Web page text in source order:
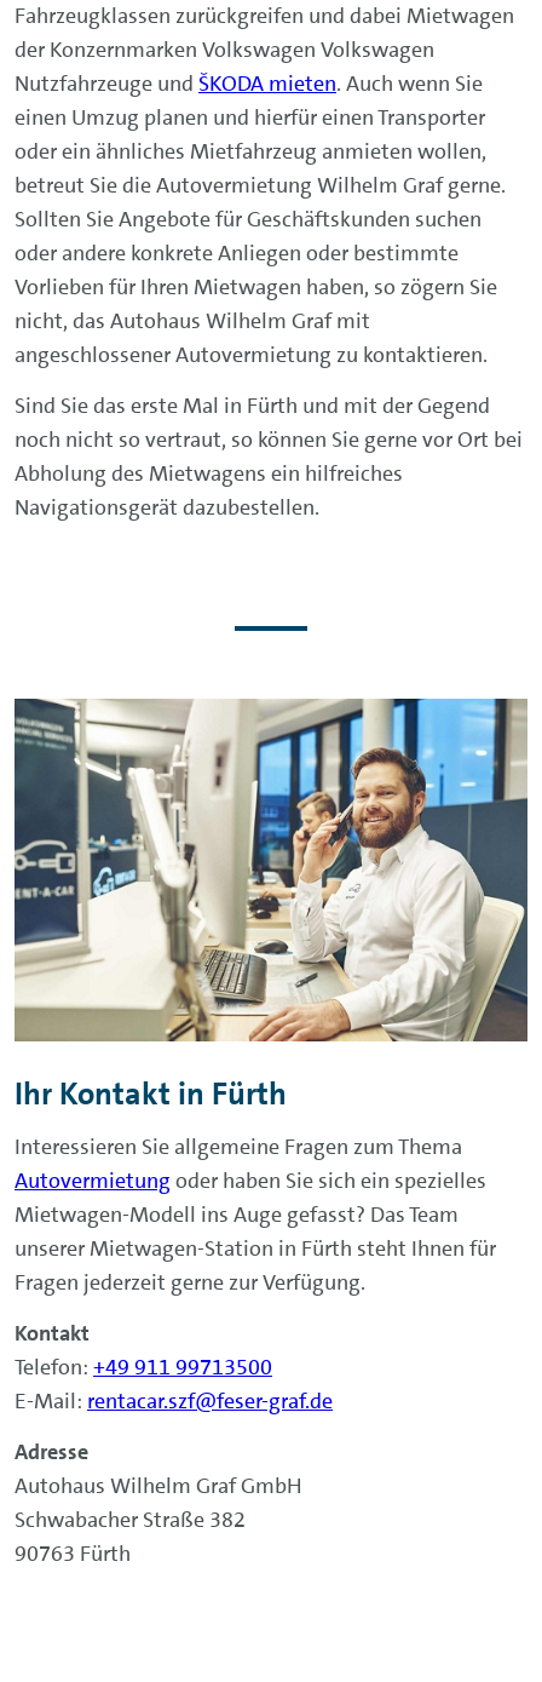
Fahrzeugklassen zurückgreifen und dabei Mietwagen
der Konzernmarken Volkswagen Volkswagen
Nutzfahrzeuge und ŠKODA mieten. Auch wenn Sie
einen Umzug planen und hierfür einen Transporter
oder ein ähnliches Mietfahrzeug anmieten wollen,
betreut Sie die Autovermietung Wilhelm Graf gerne.
Sollten Sie Angebote für Geschäftskunden suchen
oder andere konkrete Anliegen oder bestimmte
Vorlieben für Ihren Mietwagen haben, so zögern Sie
nicht, das Autohaus Wilhelm Graf mit
angeschlossener Autovermietung zu kontaktieren.
Sind Sie das erste Mal in Fürth und mit der Gegend
noch nicht so vertraut, so können Sie gerne vor Ort bei
Abholung des Mietwagens ein hilfreiches
Navigationsgerät dazubestellen.
Ihr Kontakt in Fürth
Interessieren Sie allgemeine Fragen zum Thema
Autovermietung oder haben Sie sich ein spezielles
Mietwagen-Modell ins Auge gefasst? Das Team
unserer Mietwagen-Station in Fürth steht Ihnen für
Fragen jederzeit gerne zur Verfügung.
Kontakt
Telefon: +49 911 99713500
E-Mail: rentacar.szf@feser-graf.de
Adresse
Autohaus Wilhelm Graf GmbH
Schwabacher Straße 382
90763 Fürth